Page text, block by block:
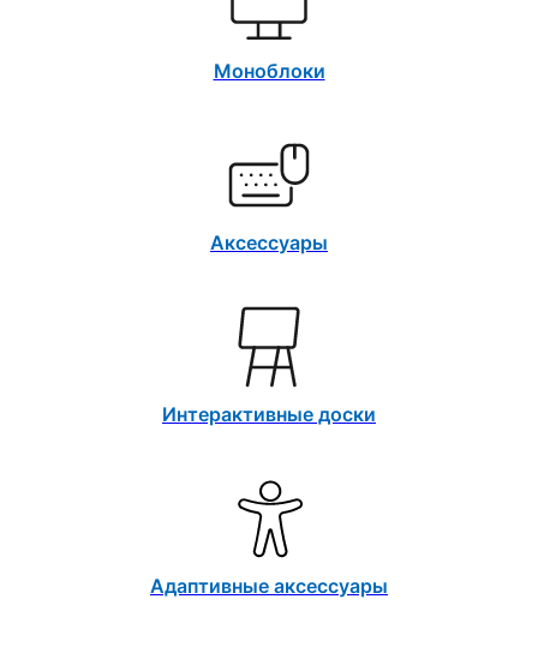
Моноблоки
Аксессуары
Интерактивные доски
Адаптивные аксессуары